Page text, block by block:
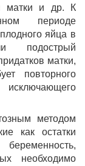
матки и др. К
периоде
яйца в
подострый
матки,
повторного
методом
как остатки
необходимо